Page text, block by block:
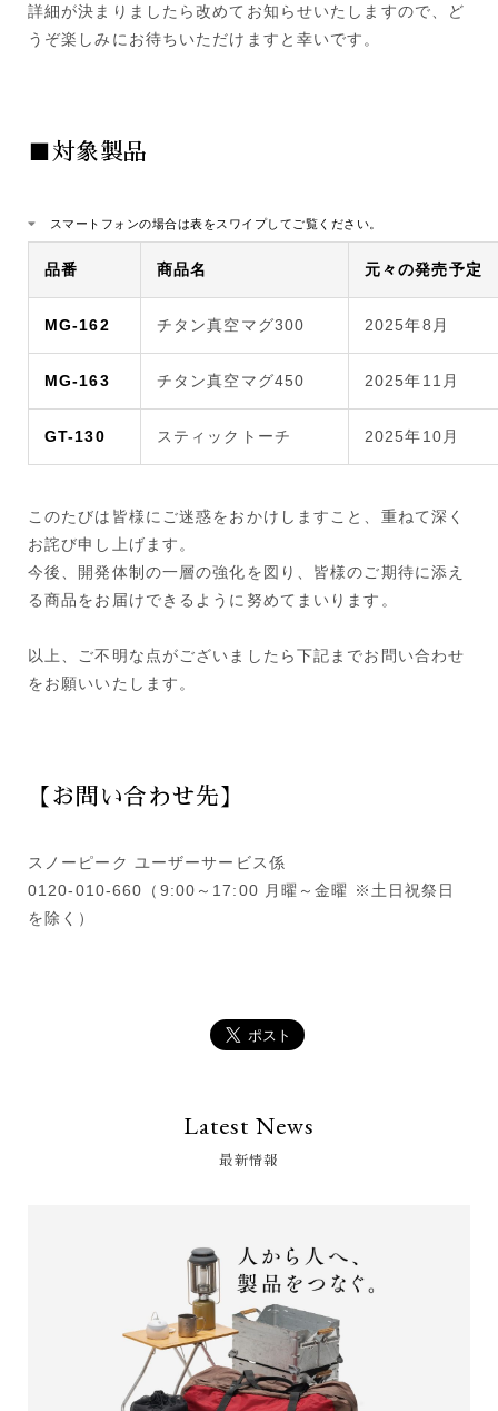
詳細が決まりましたら改めてお知らせいたしますので、ど
うぞ楽しみにお待ちいただけますと幸いです。
■対象製品
スマートフォンの場合は表をスワイプしてご覧ください。
品番 商品名 元々の発売予定
MG-162 チタン真空マグ300 2025年8月
MG-163 チタン真空マグ450 2025年11月
GT-130 スティックトーチ 2025年10月
このたびは皆様にご迷惑をおかけしますこと、重ねて深く
お詫び申し上げます。
今後、開発体制の一層の強化を図り、皆様のご期待に添え
る商品をお届けできるように努めてまいります。
以上、ご不明な点がございましたら下記までお問い合わせ
をお願いいたします。
【お問い合わせ先】
スノーピーク ユーザーサービス係
0120-010-660（9:00～17:00 月曜～金曜 ※土日祝祭日
を除く）
Latest News
最新情報